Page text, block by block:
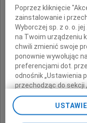
Poprzez kliknięcie
zainstalowanie i
Wyborczej sp. z o. o.
na Twoim urządzeniu
chwili zmienić swoje
ponownie wywołując
preferencjami dot.
odnośnik „Ustawienia
przechodząc do sekcji
Zmiana ustawień
pomocą ustawień